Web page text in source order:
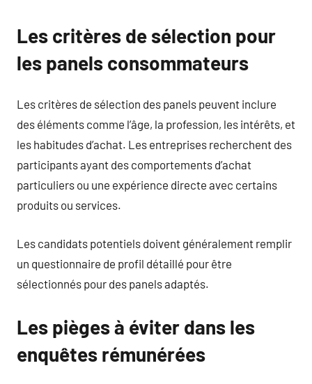
Les critères de sélection pour
les panels consommateurs
Les critères de sélection des panels peuvent inclure
des éléments comme l’âge, la profession, les intérêts, et
les habitudes d’achat. Les entreprises recherchent des
participants ayant des comportements d’achat
particuliers ou une expérience directe avec certains
produits ou services.
Les candidats potentiels doivent généralement remplir
un questionnaire de profil détaillé pour être
sélectionnés pour des panels adaptés.
Les pièges à éviter dans les
enquêtes rémunérées